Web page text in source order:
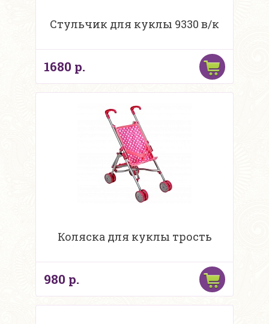
Стульчик для куклы 9330 в/к
1680 р.
Коляска для куклы трость
980 р.